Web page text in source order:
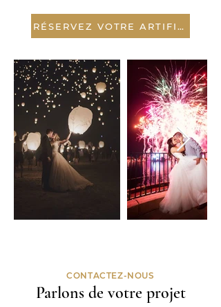
RÉSERVEZ VOTRE ARTIFICE
CONTACTEZ-NOUS
Parlons de votre projet